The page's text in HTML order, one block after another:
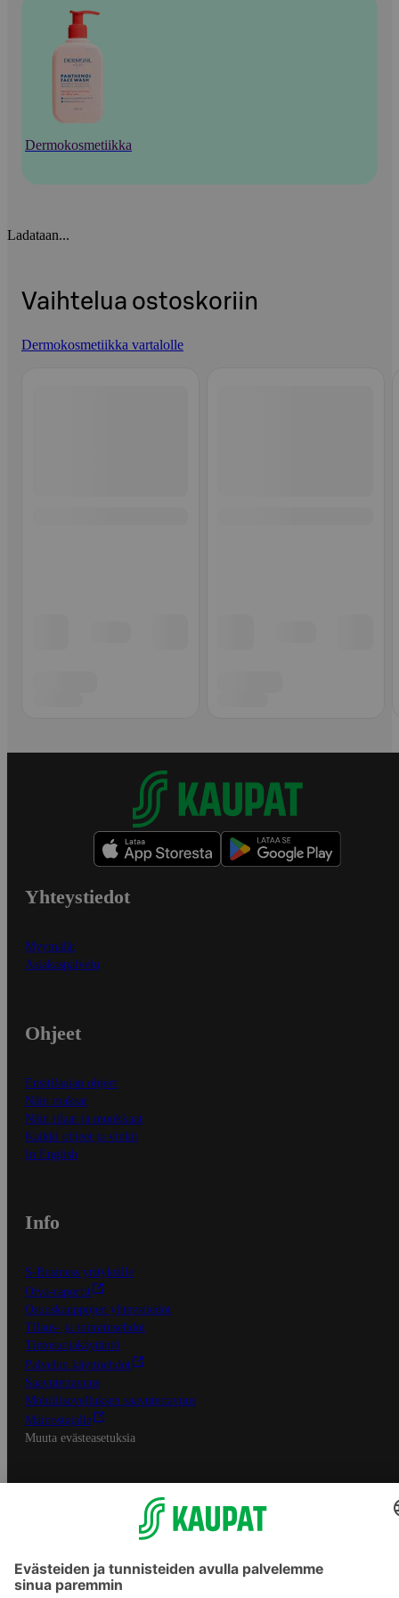
Dermokosmetiikka
Ladataan...
Vaihtelua ostoskoriin
Dermokosmetiikka vartalolle
Yhteystiedot
Myymälät
Asiakaspalvelu
Ohjeet
Ensitilaajan ohjeet
Näin maksat
Näin tilaat ja muokkaat
Kaikki ohjeet ja vinkit
In English
Info
S-Business yrityksille
Oiva-raportit
Osuuskauppojen yhteystiedot
Tilaus- ja toimitusehdot
Tietosuojakäytäntö
Palvelun käyttöehdot
Saavutettavuus
Mobiilisovelluksen saavutettavuus
Mainostajalle
Muuta evästeasetuksia
S-ryhmän palvelut
Asiakasomistajuus